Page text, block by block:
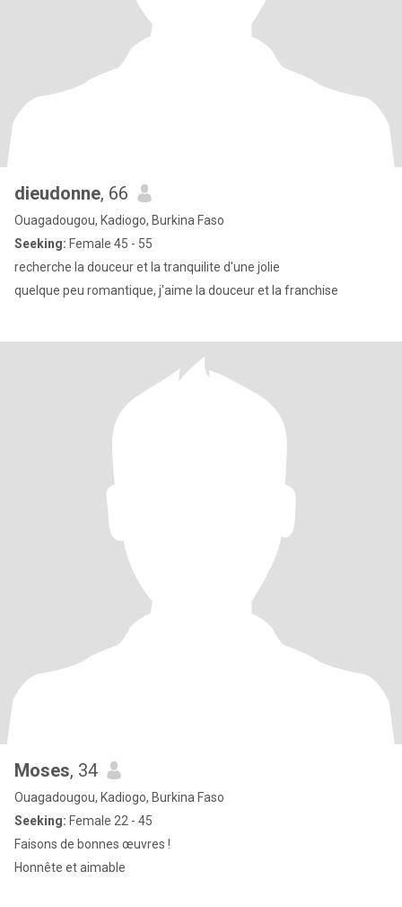
dieudonne, 66
Ouagadougou, Kadiogo, Burkina Faso
Seeking: Female 45 - 55
recherche la douceur et la tranquilite d'une jolie
quelque peu romantique, j'aime la douceur et la franchise
Moses, 34
Ouagadougou, Kadiogo, Burkina Faso
Seeking: Female 22 - 45
Faisons de bonnes œuvres !
Honnête et aimable